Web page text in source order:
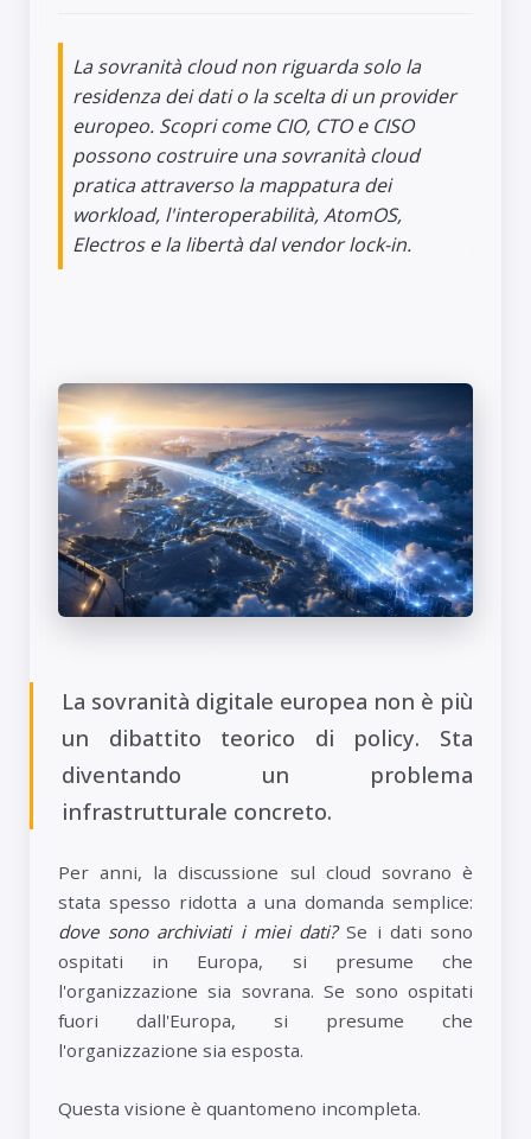
La sovranità cloud non riguarda solo la
residenza dei dati o la scelta di un provider
europeo. Scopri come CIO, CTO e CISO
possono costruire una sovranità cloud
pratica attraverso la mappatura dei
workload, l'interoperabilità, AtomOS,
Electros e la libertà dal vendor lock-in.
La sovranità digitale europea non è più
un dibattito teorico di policy. Sta
diventando un problema
infrastrutturale concreto.
Per anni, la discussione sul cloud sovrano è
stata spesso ridotta a una domanda semplice:
dove sono archiviati i miei dati?Se i dati sono
ospitati in Europa, si presume che
l'organizzazione sia sovrana. Se sono ospitati
fuori dall'Europa, si presume che
l'organizzazione sia esposta.
Questa visione è quantomeno incompleta.